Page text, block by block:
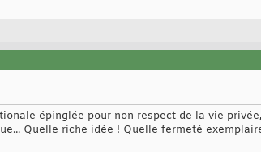
épinglée pour non respect de la vie
Quelle riche idée ! Quelle fermeté